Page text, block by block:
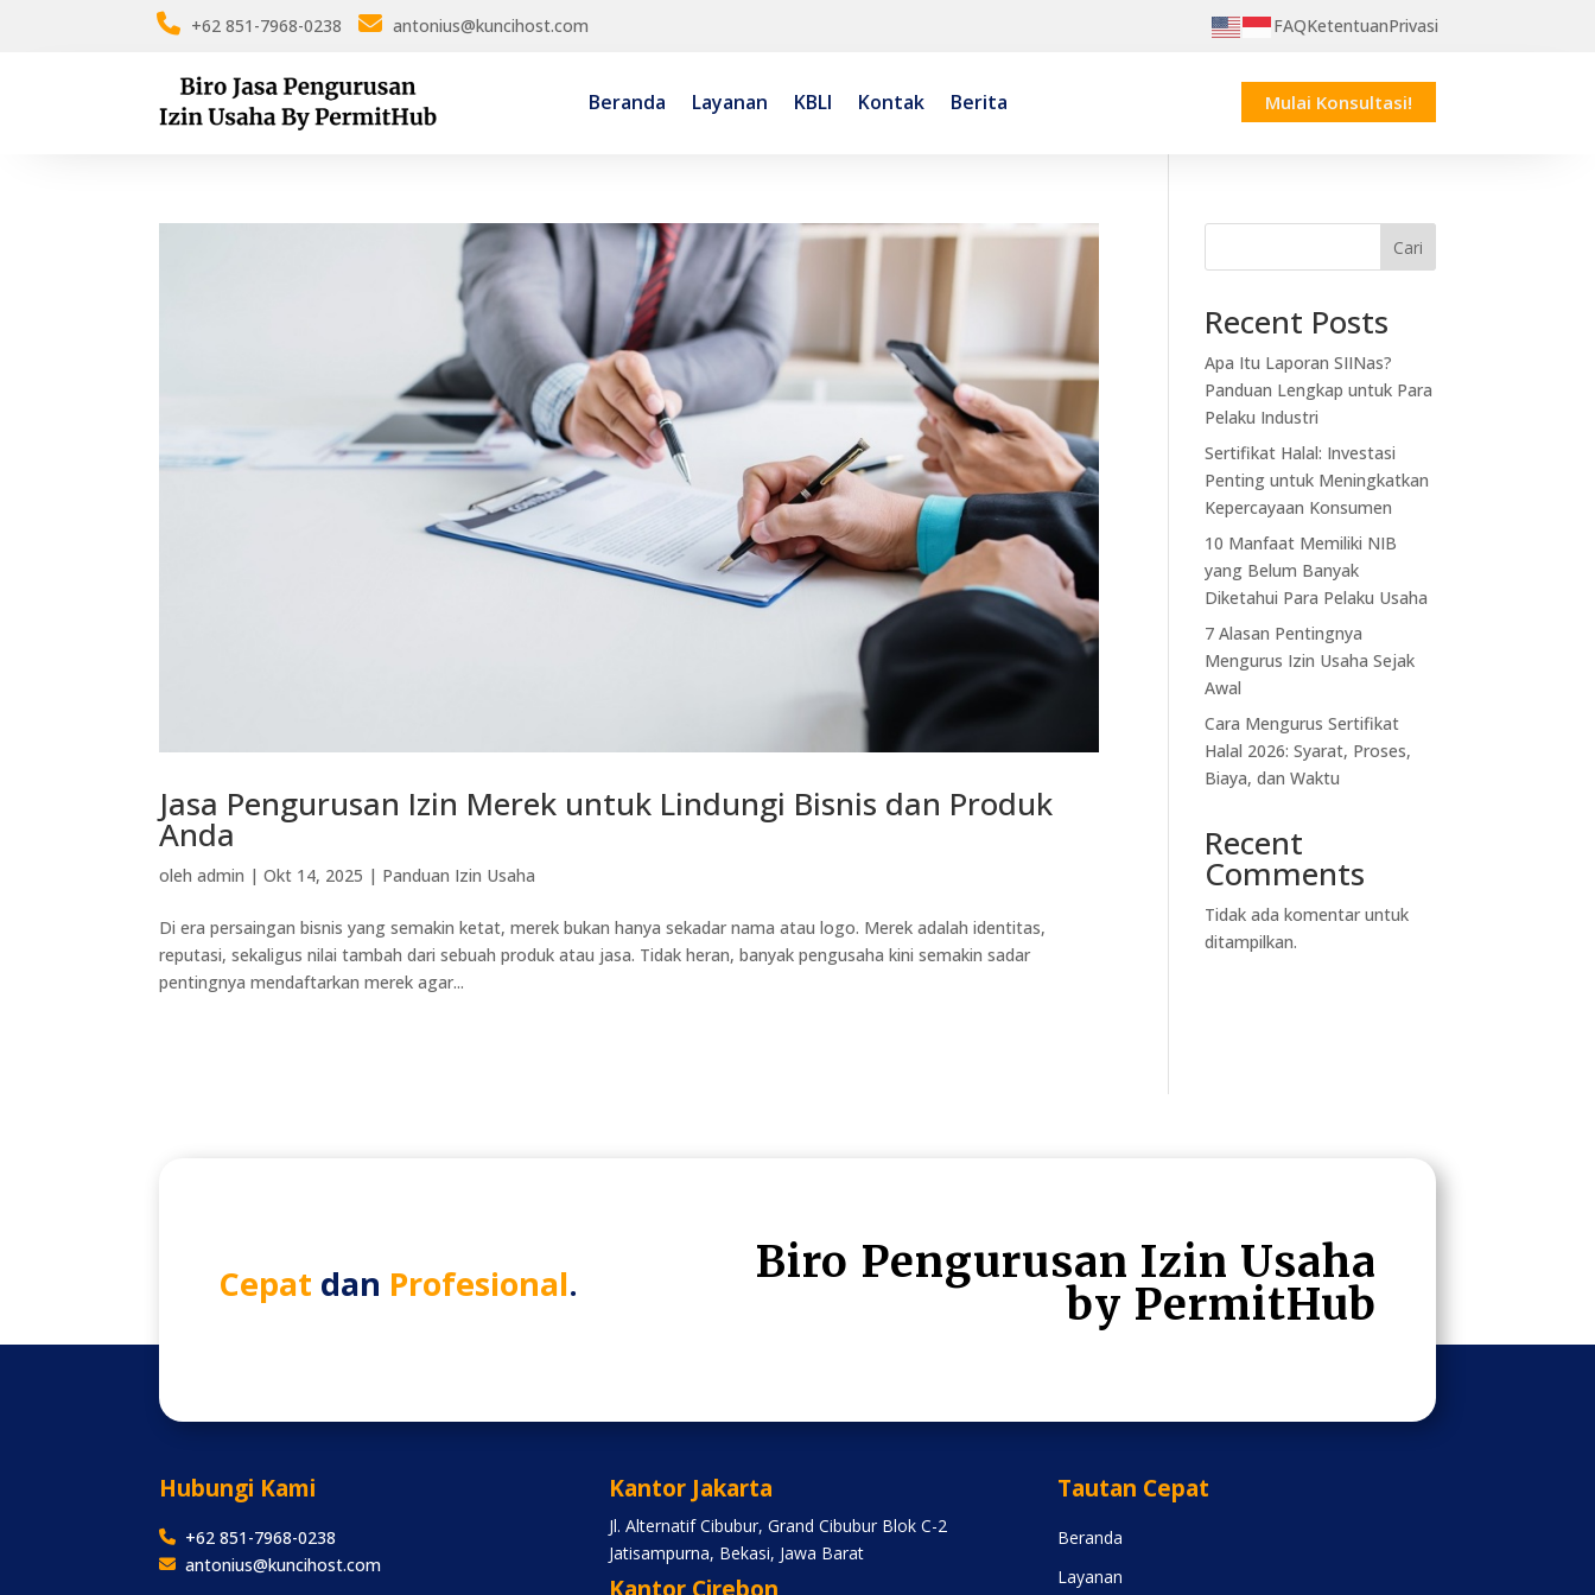
+62 851-7968-0238 antonius@kuncihost.com FAQKetentuanPrivasi
Beranda Layanan KBLI Kontak Berita Mulai Konsultasi!
Jasa Pengurusan Izin Merek untuk Lindungi Bisnis dan Produk
Anda
olehadmin |Okt 14, 2025 | Panduan Izin Usaha
Di era persaingan bisnis yang semakin ketat, merek bukan hanya sekadar nama atau logo. Merek adalah identitas,
reputasi, sekaligus nilai tambah dari sebuah produk atau jasa. Tidak heran, banyak pengusaha kini semakin sadar
pentingnya mendaftarkan merek agar...
Cari
Recent Posts
Apa Itu Laporan SIINas?
Panduan Lengkap untuk Para
Pelaku Industri
Sertifikat Halal: Investasi
Penting untuk Meningkatkan
Kepercayaan Konsumen
10 Manfaat Memiliki NIB
yang Belum Banyak
Diketahui Para Pelaku Usaha
7 Alasan Pentingnya
Mengurus Izin Usaha Sejak
Awal
Cara Mengurus Sertifikat
Halal 2026: Syarat, Proses,
Biaya, dan Waktu
Recent
Comments
Tidak ada komentar untuk
ditampilkan.
Cepat dan Profesional.
Biro Pengurusan Izin Usaha
by PermitHub
Hubungi Kami
+62 851-7968-0238
antonius@kuncihost.com
Kantor Jakarta
Jl. Alternatif Cibubur, Grand Cibubur Blok C-2
Jatisampurna, Bekasi, Jawa Barat
Kantor Cirebon
Tautan Cepat
Beranda
Layanan